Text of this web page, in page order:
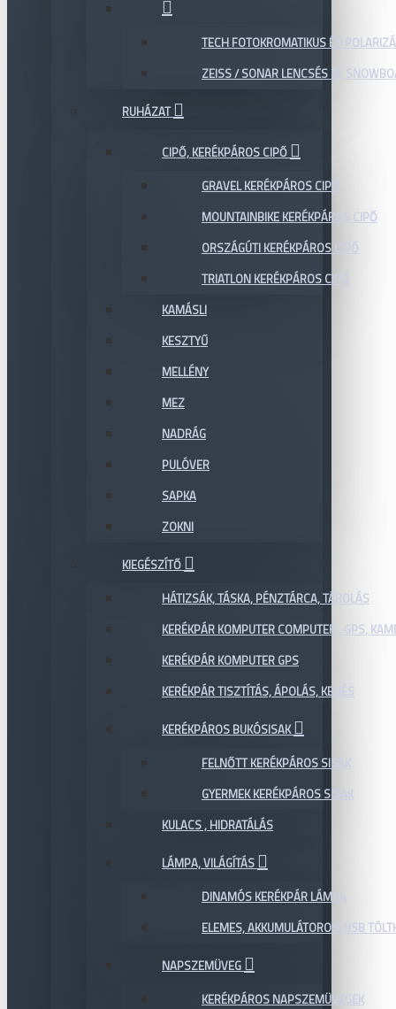
TECH FOTOKROMATIKUS ÉS
ZEISS / SONAR LENCSÉS SÍ,
RUHÁZAT
CIPŐ, KERÉKPÁROS CIPŐ
GRAVEL KERÉKPÁROS CIPŐ
MOUNTAINBIKE KERÉKPÁROS CIPŐ
ORSZÁGÚTI KERÉKPÁROS CIPŐ
TRIATLON KERÉKPÁROS CIPŐ
KAMÁSLI
KESZTYŰ
MELLÉNY
MEZ
NADRÁG
PULÓVER
SAPKA
ZOKNI
KIEGÉSZÍTŐ
HÁTIZSÁK, TÁSKA, PÉNZTÁRCA, TÁROLÁS
KERÉKPÁR KOMPUTER COMPUTER , GPS,
KERÉKPÁR KOMPUTER GPS
KERÉKPÁR TISZTÍTÁS, ÁPOLÁS, KENÉS
KERÉKPÁROS BUKÓSISAK
FELNŐTT KERÉKPÁROS SISAK
GYERMEK KERÉKPÁROS SISAK
KULACS , HIDRATÁLÁS
LÁMPA, VILÁGÍTÁS
DINAMÓS KERÉKPÁR LÁMPA
ELEMES, AKKUMULÁTOROS, USB
NAPSZEMÜVEG
KERÉKPÁROS NAPSZEMÜVEGEK